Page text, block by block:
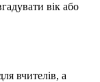
вік або
вчителів, а